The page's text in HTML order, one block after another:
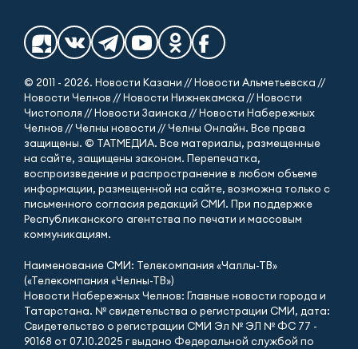
© 2011 - 2026. Новости Казани // Новости Альметьевска //
Новости Челнов // Новости Нижнекамска // Новости
Чистополя // Новости Заинска // Новости Набережных
Челнов // Челны новости // Челны Онлайн. Все права
защищены. © ТАТМЕДИА. Все материалы, размещенные
на сайте, защищены законом. Перепечатка,
воспроизведение и распространение в любом объеме
информации, размещенной на сайте, возможна только с
письменного согласия редакций СМИ. При поддержке
Республиканского агентства по печати и массовым
коммуникациям.
Наименование СМИ: Телекомпания «Чаллы-ТВ»
(«Телекомпания «Челны-ТВ»)
Новости Набережных Челнов: Главные новости города и
Татарстана. № свидетельства о регистрации СМИ, дата:
Свидетельство о регистрации СМИ Эл № ЭЛ № ФС 77 -
90168 от 07.10.2025 г выдано Федеральной службой по